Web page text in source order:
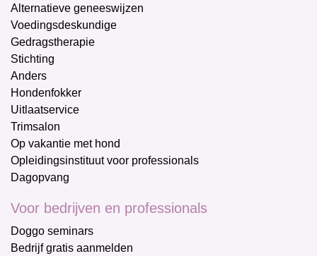
Alternatieve geneeswijzen
Voedingsdeskundige
Gedragstherapie
Stichting
Anders
Hondenfokker
Uitlaatservice
Trimsalon
Op vakantie met hond
Opleidingsinstituut voor professionals
Dagopvang
Voor bedrijven en professionals
Doggo seminars
Bedrijf gratis aanmelden